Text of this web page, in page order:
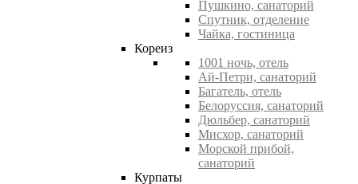
Пушкино, санаторий
Спутник, отделение
Чайка, гостиница
Кореиз
1001 ночь, отель
Ай-Петри, санаторий
Багатель, отель
Белоруссия, санаторий
Дюльбер, санаторий
Мисхор, санаторий
Морской прибой,
санаторий
Курпаты